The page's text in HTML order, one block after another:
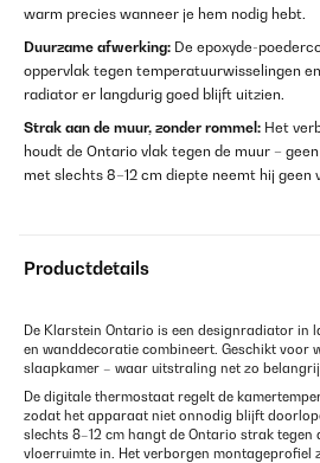
warm precies wanneer je hem nodig hebt.
Duurzame afwerking: De epoxyde-
oppervlak tegen temperatuurwisselingen
radiator er langdurig goed blijft uitzien.
Strak aan de muur, zonder rommel: Het
houdt de Ontario vlak tegen de muur –
met slechts 8–12 cm diepte neemt hij geen
Productdetails
De Klarstein Ontario is een designradiator in
en wanddecoratie combineert. Geschikt voor
slaapkamer – waar uitstraling net zo
De digitale thermostaat regelt de
zodat het apparaat niet onnodig blijft
slechts 8–12 cm hangt de Ontario strak tegen
vloerruimte in. Het verborgen montageprofiel